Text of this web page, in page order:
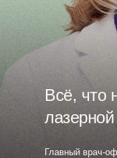
Всё, что
Главный врач-